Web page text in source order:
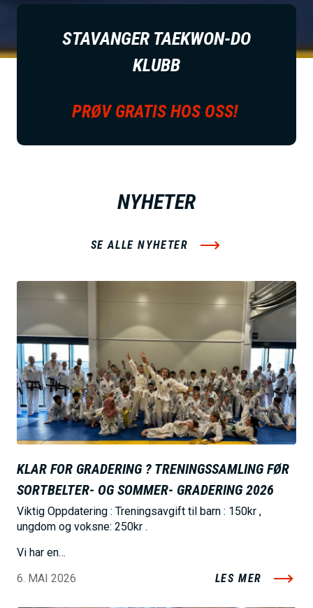
STAVANGER TAEKWON-DO
KLUBB
PRØV GRATIS HOS OSS!
NYHETER
SE ALLE NYHETER
l
d
e
KLAR FOR GRADERING ? TRENINGSSAMLING FØR
SORTBELTER- OG SOMMER- GRADERING 2026
Viktig Oppdatering : Treningsavgift til barn : 150kr ,
ungdom og voksne: 250kr .
Vi har en…
6. MAI 2026
LES MER